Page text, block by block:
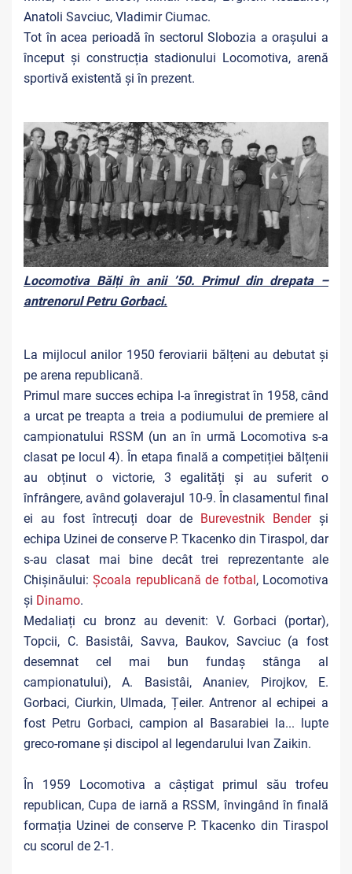
Anatoli Savciuc, Vladimir Ciumac.
Tot în acea perioadă în sectorul Slobozia a orașului a
început și construcția stadionului Locomotiva, arenă
sportivă existentă și în prezent.
Locomotiva Bălți în anii ’50. Primul din drepata –
antrenorul Petru Gorbaci.
La mijlocul anilor 1950 feroviarii bălțeni au debutat și
pe arena republicană.
Primul mare succes echipa l-a înregistrat în 1958, când
a urcat pe treapta a treia a podiumului de premiere al
campionatului RSSM (un an în urmă Locomotiva s-a
clasat pe locul 4). În etapa finală a competiției bălțenii
au obținut o victorie, 3 egalități și au suferit o
înfrângere, având golaverajul 10-9. În clasamentul final
ei au fost întrecuți doar de Burevestnik Benderși
echipa Uzinei de conserve P. Tkacenko din Tiraspol, dar
s-au clasat mai bine decât trei reprezentante ale
Chișinăului:Școala republicană de fotbal, Locomotiva
și Dinamo.
Medaliați cu bronz au devenit: V. Gorbaci (portar),
Topcii, C. Basistâi, Savva, Baukov, Savciuc (a fost
desemnat cel mai bun fundaș stânga al
campionatului), A. Basistâi, Ananiev, Pirojkov, E.
Gorbaci, Ciurkin, Ulmada, Țeiler. Antrenor al echipei a
fost Petru Gorbaci, campion al Basarabiei la... lupte
greco-romane și discipol al legendarului Ivan Zaikin.
În 1959 Locomotiva a câștigat primul său trofeu
republican, Cupa de iarnă a RSSM, învingând în finală
formația Uzinei de conserve P. Tkacenko din Tiraspol
cu scorul de 2-1.